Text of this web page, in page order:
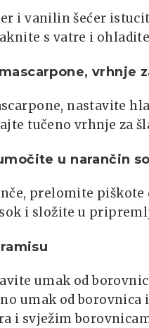
i vanilin šećer
s vatre i
vrhnje
nastavite
tučeno vrhnje za
u narančin
prelomite piškote
i složite u
umak od
umak od borovnica
i svježim